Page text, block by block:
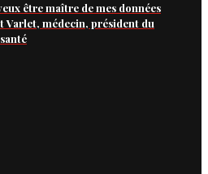
être maître de mes données
Varlet, médecin, président du